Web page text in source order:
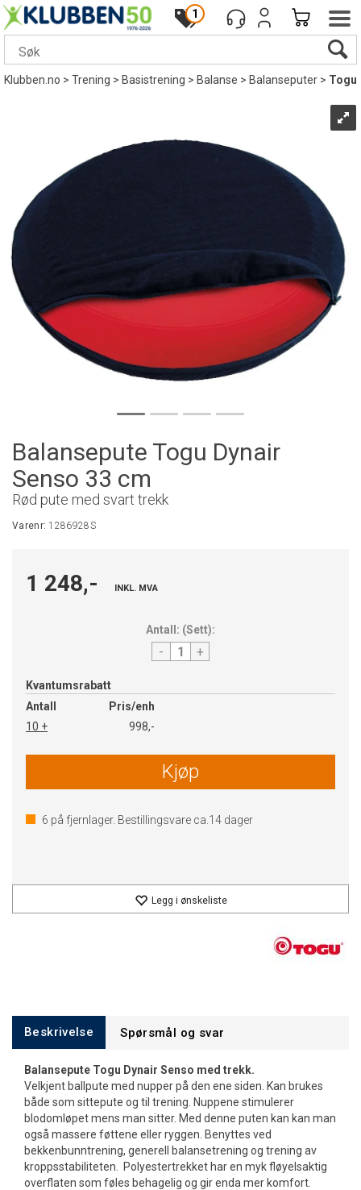
1
Klubben.no>Trening>Basistrening>Balanse>Balanseputer>Togu
Balansepute Togu Dynair
Senso 33 cm
Rød pute med svart trekk
Varenr:1286928S
1 248,- INKL. MVA
Antall: (Sett):
- +
Kvantumsrabatt
Antall
Pris/enh
10 +
998,-
Kjøp
6 på fjernlager. Bestillingsvare ca. 14 dager
Legg i ønskeliste
Beskrivelse Spørsmål og svar
Balansepute Togu Dynair Senso med trekk.
Velkjent ballpute med nupper på den ene siden. Kan brukes
både som sittepute og til trening. Nuppene stimulerer
blodomløpet mens man sitter. Med denne puten kan kan man
også massere føttene eller ryggen. Benyttes ved
bekkenbunntrening, generell balansetrening og trening av
kroppsstabiliteten. Polyestertrekket har en myk fløyelsaktig
overflaten som føles behagelig og gir enda mer komfort.